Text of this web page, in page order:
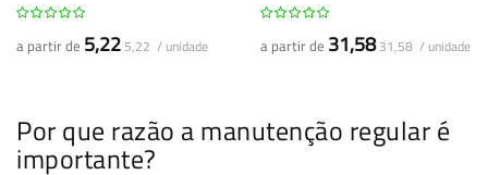
a partir de 5,22 5,22 / unidade a partir de 31,58 31,58 / unidade
Por que razão a manutenção regular é
importante?